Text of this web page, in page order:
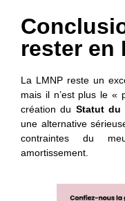
rester en
La LMNP reste un
mais il n’est plus le «
création du Statut du
une alternative
contraintes du
amortissement.